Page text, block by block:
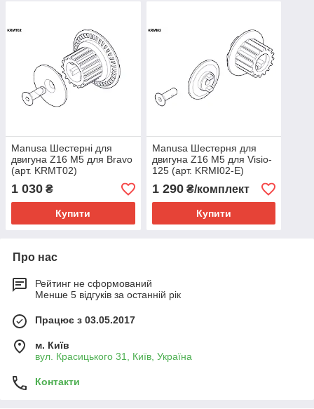
Manusa Шестерні для
двигуна Z16 M5 для Bravo
(арт. KRMT02)
1 030 ₴
Купити
Manusa Шестерня для
двигуна Z16 M5 для Visio-
125 (арт. KRMI02-E)
1 290₴/комплект
Купити
Про нас
Рейтинг не сформований
Менше 5 відгуків за останній рік
Працює з 03.05.2017
м. Київ
вул. Красицького 31, Київ, Україна
Контакти